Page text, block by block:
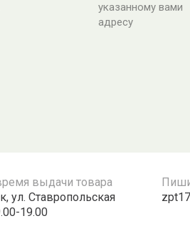
указанному вами
адресу
выдачи товара
ул. Ставропольская
19.00